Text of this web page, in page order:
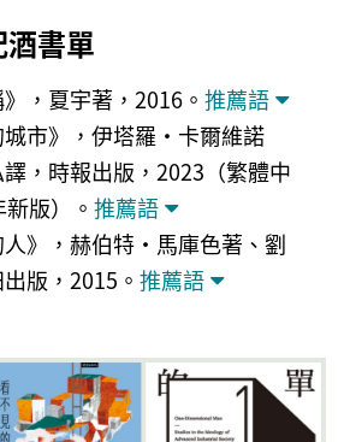
書單
》，夏宇著，2016。 推薦語
城市》，伊塔羅・卡爾維諾
，時報出版，2023（繁體中
版）。 推薦語
人》，赫伯特・馬庫色著、劉
版，2015。 推薦語